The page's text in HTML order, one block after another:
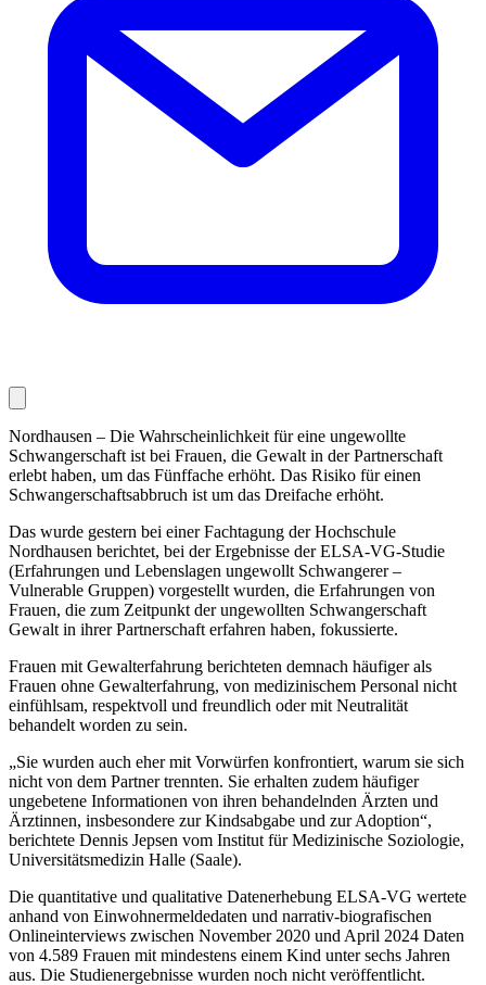
Nordhausen – Die Wahrscheinlichkeit für eine ungewollte
Schwangerschaft ist bei Frauen, die Gewalt in der Partnerschaft
erlebt haben, um das Fünffache erhöht. Das Risiko für einen
Schwangerschaftsabbruch ist um das Dreifache erhöht.
Das wurde gestern bei einer Fachtagung der Hochschule
Nordhausen berichtet, bei der Ergebnisse der ELSA-VG-Studie
(Erfahrungen und Lebenslagen ungewollt Schwangerer –
Vulnerable Gruppen) vorgestellt wurden, die Erfahrungen von
Frauen, die zum Zeitpunkt der ungewollten Schwangerschaft
Gewalt in ihrer Partnerschaft erfahren haben, fokussierte.
Frauen mit Gewalterfahrung berichteten demnach häufiger als
Frauen ohne Gewalterfahrung, von medizinischem Personal nicht
einfühlsam, respektvoll und freundlich oder mit Neutralität
behandelt worden zu sein.
„Sie wurden auch eher mit Vorwürfen konfrontiert, warum sie sich
nicht von dem Partner trennten. Sie erhalten zudem häufiger
ungebetene Informationen von ihren behandelnden Ärzten und
Ärztinnen, insbesondere zur Kindsabgabe und zur Adoption“,
berichtete Dennis Jepsen vom Institut für Medizinische Soziologie,
Universitätsmedizin Halle (Saale).
Die quantitative und qualitative Datenerhebung ELSA-VG wertete
anhand von Einwohnermeldedaten und narrativ-biografischen
Onlineinterviews zwischen November 2020 und April 2024 Daten
von 4.589 Frauen mit mindestens einem Kind unter sechs Jahren
aus. Die Studienergebnisse wurden noch nicht veröffentlicht.